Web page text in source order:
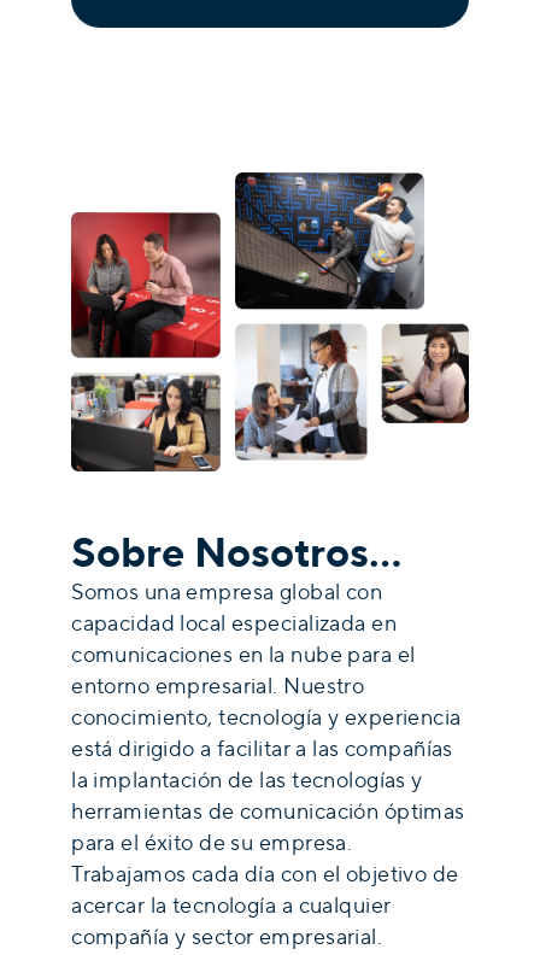
Sobre Nosotros…
Somos una empresa global con
capacidad local especializada en
comunicaciones en la nube para el
entorno empresarial. Nuestro
conocimiento, tecnología y experiencia
está dirigido a facilitar a las compañías
la implantación de las tecnologías y
herramientas de comunicación óptimas
para el éxito de su empresa.
Trabajamos cada día con el objetivo de
acercar la tecnología a cualquier
compañía y sector empresarial.